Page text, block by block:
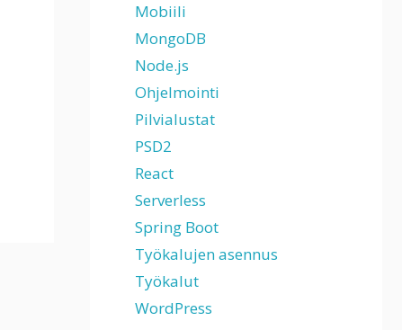
Mobiili
MongoDB
Node.js
Ohjelmointi
Pilvialustat
PSD2
React
Serverless
Spring Boot
Työkalujen asennus
Työkalut
WordPress